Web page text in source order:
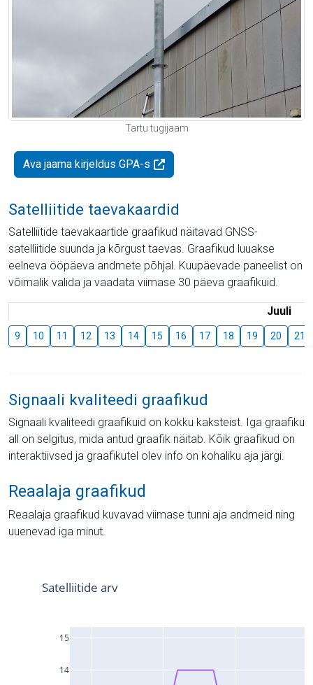
Tartu tugijaam
Ava jaama kirjeldus GPA-s
Satelliitide taevakaardid
Satelliitide taevakaartide graafikud näitavad GNSS-
satelliitide suunda ja kõrgust taevas. Graafikud luuakse
eelneva ööpäeva andmete põhjal. Kuupäevade paneelist on
võimalik valida ja vaadata viimase 30 päeva graafikuid.
Juuli
9 10 11 12 13 14 15 16 17 18 19 20 21
Signaali kvaliteedi graafikud
Signaali kvaliteedi graafikuid on kokku kaksteist. Iga graafiku
all on selgitus, mida antud graafik näitab. Kõik graafikud on
interaktiivsed ja graafikutel olev info on kohaliku aja järgi.
Reaalaja graafikud
Reaalaja graafikud kuvavad viimase tunni aja andmeid ning
uuenevad iga minut.